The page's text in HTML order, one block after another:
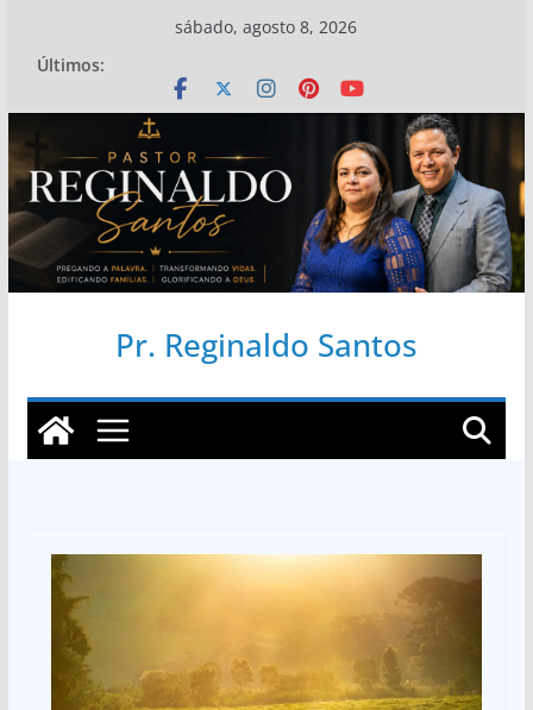
conteúdo
sábado, agosto 8, 2026
Últimos:
Pr. Reginaldo Santos